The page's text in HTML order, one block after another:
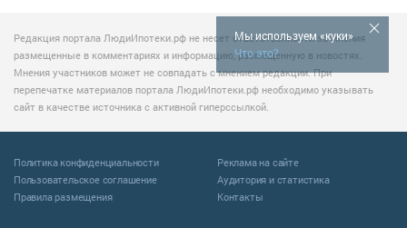
Мы используем «куки»
Что это?
Редакция портала ЛюдиИпотеки.рф не несет ответственности за мнения
размещенные в комментариях и информацию, размещенную в новостях.
Мнения участников может не совпадать с мнением редакции. При
перепечатке материалов портала ЛюдиИпотеки.рф необходимо указывать
сайт в качестве источника с активной гиперссылкой.
Политика конфиденциальности
Пользовательское соглашение
Правила размещения
Реклама на сайте
Аудитория и статистика
Контакты